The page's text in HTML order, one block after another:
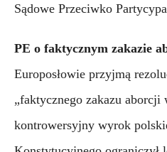
Sądowe Przeciwko
PE o faktycznym zakazie
Europosłowie przyjmą
„faktycznego zakazu aborcji
kontrowersyjny wyrok